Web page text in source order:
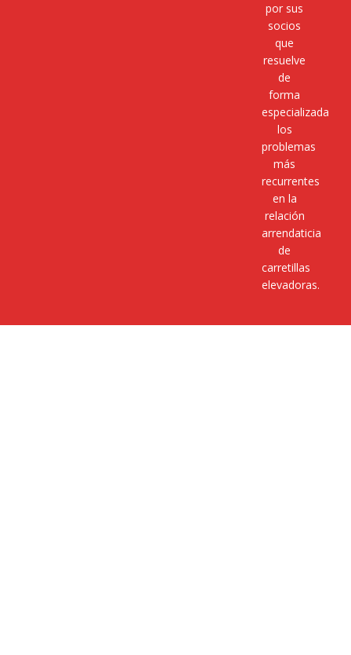
por sus
socios
que
resuelve
de
forma
especializada
los
problemas
más
recurrentes
en la
relación
arrendaticia
de
carretillas
elevadoras.